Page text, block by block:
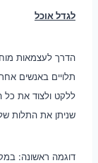
לגדל אוכל
הדרך לעצמאות
תלויים באנשים
ללקט ולצוד את כל
שניתן את התלות
דוגמה ראשונה: